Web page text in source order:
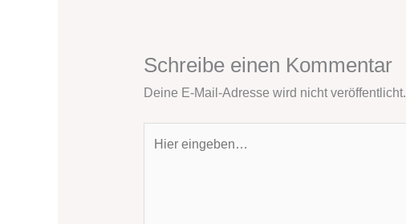
Schreibe einen Kommentar
Deine E-Mail-Adresse wird nicht veröffentlicht.
eingeben…